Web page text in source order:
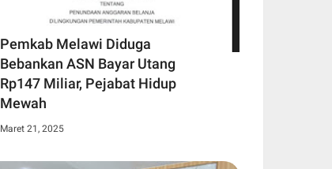
Pemkab Melawi Diduga
Bebankan ASN Bayar Utang
Rp147 Miliar, Pejabat Hidup
Mewah
Maret 21, 2025